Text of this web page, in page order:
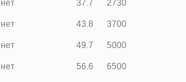
нет 37.7 2730
нет 43.8 3700
нет 49.7 5000
нет 56.6 6500